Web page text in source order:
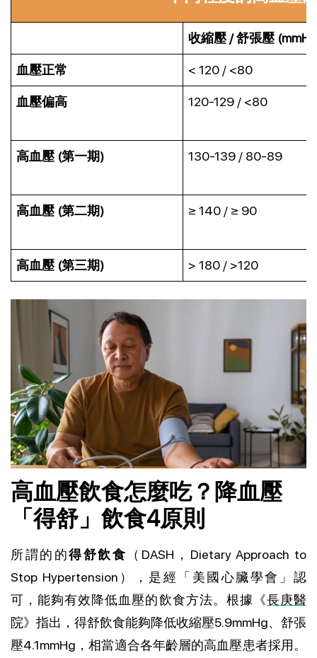
收縮壓 / 舒張壓
血壓正常 < 120 / <80
血壓偏高 120-129 / <80
高血壓 (第一期) 130-139 / 80-89
高血壓 (第二期) ≥ 140 / ≥ 90
高血壓 (第三期) > 180 / >120
高血壓飲食怎麼吃？降血壓
「得舒」飲食4原則
所謂的的得舒飲食
（DASH，Dietary Approach to
Stop Hypertension），是經「美國心臟學會」認
可，能夠有效降低血壓的飲食方法。根據《長庚醫
院》指出，得舒飲食能夠降低收縮壓5.9mmHg、舒張
壓4.1mmHg，相當適合各年齡層的高血壓患者採用。